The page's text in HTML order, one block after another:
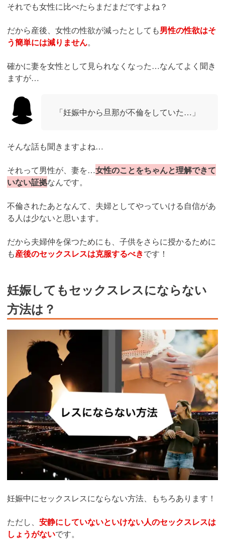
それでも女性に比べたらまだまだですよね？
だから産後、女性の性欲が減ったとしても男性の性欲はそ
う簡単には減りません。
確かに妻を女性として見られなくなった…なんてよく聞き
ますが…
「妊娠中から旦那が不倫をしていた…」
そんな話も聞きますよね…
それって男性が、妻を…女性のことをちゃんと理解できて
いない証拠なんです。
不倫されたあとなんて、夫婦としてやっていける自信があ
る人は少ないと思います。
だから夫婦仲を保つためにも、子供をさらに授かるために
も産後のセックスレスは克服するべきです！
妊娠してもセックスレスにならない
方法は？
妊娠中にセックスレスにならない方法、もちろあります！
ただし、 安静にしていないといけない人のセックスレスは
しょうがないです。